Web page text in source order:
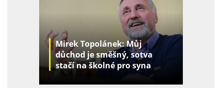
Mirek Topolánek: Můj
důchod je směšný, sotva
stačí na školné pro syna